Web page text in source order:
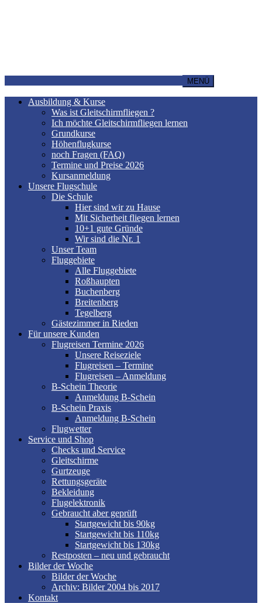
MENÜ
Ausbildung & Kurse
Was ist Gleitschirmfliegen ?
Ich möchte Gleitschirmfliegen lernen
Grundkurse
Höhenflugkurse
noch Fragen (FAQ)
Termine und Preise 2026
Kursanmeldung
Unsere Flugschule
Die Schule
Hier sind wir zu Hause
Mit Sicherheit fliegen lernen
10+1 gute Gründe
Wir sind die Nr. 1
Unser Team
Fluggebiete
Alle Fluggebiete
Roßhaupten
Buchenberg
Breitenberg
Tegelberg
Gästezimmer in Rieden
Für unsere Kunden
Flugreisen Termine 2026
Unsere Reiseziele
Flugreisen – Termine
Flugreisen – Anmeldung
B-Schein Theorie
Anmeldung B-Schein
B-Schein Praxis
Anmeldung B-Schein
Flugwetter
Service und Shop
Checks und Service
Gleitschirme
Gurtzeuge
Rettungsgeräte
Bekleidung
Flugelektronik
Gebraucht aber geprüft
Startgewicht bis 90kg
Startgewicht bis 110kg
Startgewicht bis 130kg
Restposten – neu und gebraucht
Bilder der Woche
Bilder der Woche
Archiv: Bilder 2004 bis 2017
Kontakt